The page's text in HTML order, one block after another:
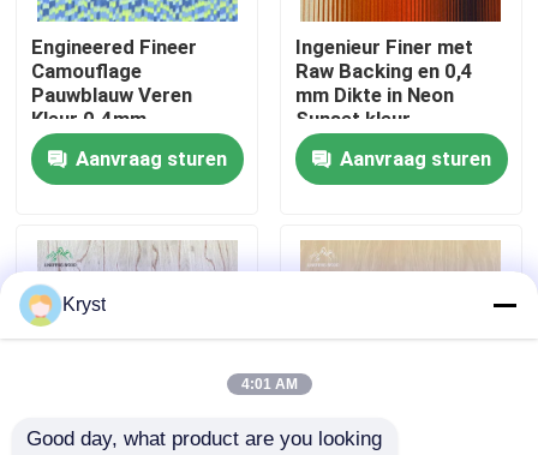
Fabriekstocht
Kwaliteitscontrole
Nieuws
Vraag een offerte
Engineered Fineer
Camouflage
Pauwblauw Veren
Kleur 0.4mm
Aanvraag sturen
Ingenieur Finer met
Raw Backing en 0,4
mm Dikte in Neon
Sunset kleur
Aanvraag sturen
Kryst
4:01 AM
Good day, what product are you looking